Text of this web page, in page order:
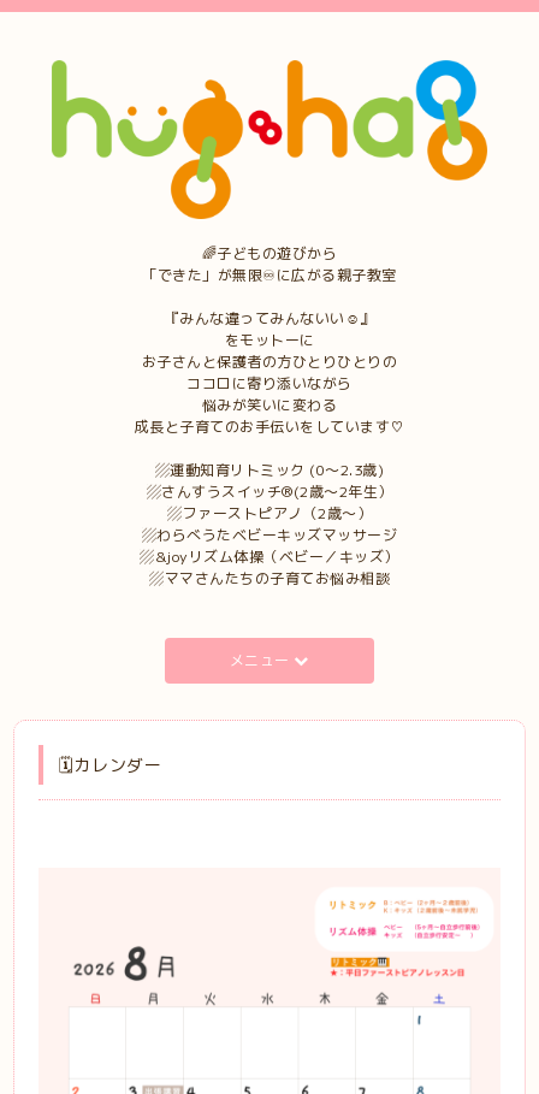
🌈子どもの遊びから
「できた」が無限♾に広がる親子教室
『みんな違ってみんないい☺︎』
をモットーに
お子さんと保護者の方ひとりひとりの
ココロに寄り添いながら
悩みが笑いに変わる
成長と子育てのお手伝いをしています♡
▨運動知育リトミック (0〜2.3歳)
▨さんすうスイッチ®︎(2歳〜2年生）
▨ファーストピアノ（2歳〜）
▨わらべうたベビーキッズマッサージ
▨&joyリズム体操（ベビー／キッズ）
▨ママさんたちの子育てお悩み相談
メニュー
🗓️カレンダー